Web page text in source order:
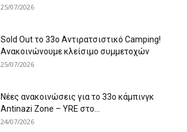
25/07/2026
Sold Out το 33ο Αντιρατσιστικό Camping!
Ανακοινώνουμε κλείσιμο συμμετοχών
25/07/2026
Νέες ανακοινώσεις για το 33ο κάμπινγκ
Antinazi Zone – YRE στο...
24/07/2026